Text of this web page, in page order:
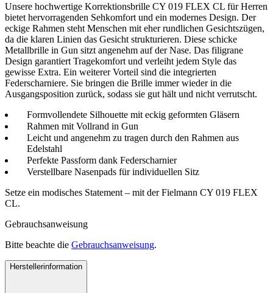
Unsere hochwertige Korrektionsbrille CY 019 FLEX CL für Herren
bietet hervorragenden Sehkomfort und ein modernes Design. Der
eckige Rahmen steht Menschen mit eher rundlichen Gesichtszügen,
da die klaren Linien das Gesicht strukturieren. Diese schicke
Metallbrille in Gun sitzt angenehm auf der Nase. Das filigrane
Design garantiert Tragekomfort und verleiht jedem Style das
gewisse Extra. Ein weiterer Vorteil sind die integrierten
Federscharniere. Sie bringen die Brille immer wieder in die
Ausgangsposition zurück, sodass sie gut hält und nicht verrutscht.
Formvollendete Silhouette mit eckig geformten Gläsern
Rahmen mit Vollrand in Gun
Leicht und angenehm zu tragen durch den Rahmen aus
Edelstahl
Perfekte Passform dank Federscharnier
Verstellbare Nasenpads für individuellen Sitz
Setze ein modisches Statement – mit der Fielmann CY 019 FLEX
CL.
Gebrauchsanweisung
Bitte beachte die Gebrauchsanweisung.
Herstellerinformation